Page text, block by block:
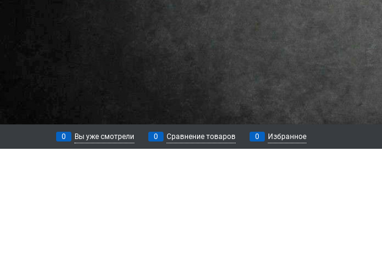
0 Вы уже смотрели 0 Сравнение товаров 0 Избранное